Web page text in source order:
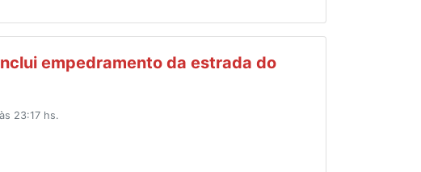
empedramento da estrada do
23:17 hs.